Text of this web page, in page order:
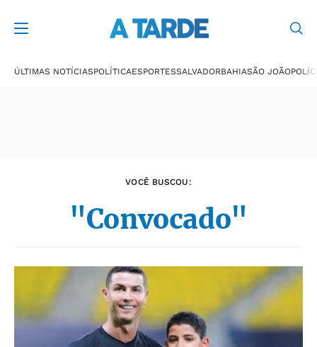
ÚLTIMAS NOTÍCIASPOLÍTICAESPORTESSALVADORBAHIASÃO JOÃO
VOCÊ BUSCOU:
"Convocado"